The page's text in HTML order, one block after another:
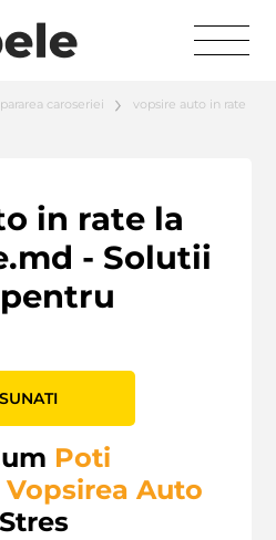
caroseriei vopsire auto in rate
in rate la
- Solutii
SUNATI
Poti
Vopsirea Auto